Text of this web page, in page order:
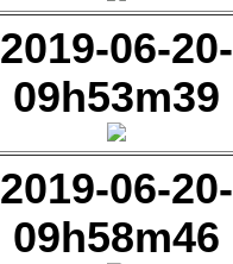
2019-06-20-
09h53m39
2019-06-20-
09h58m46